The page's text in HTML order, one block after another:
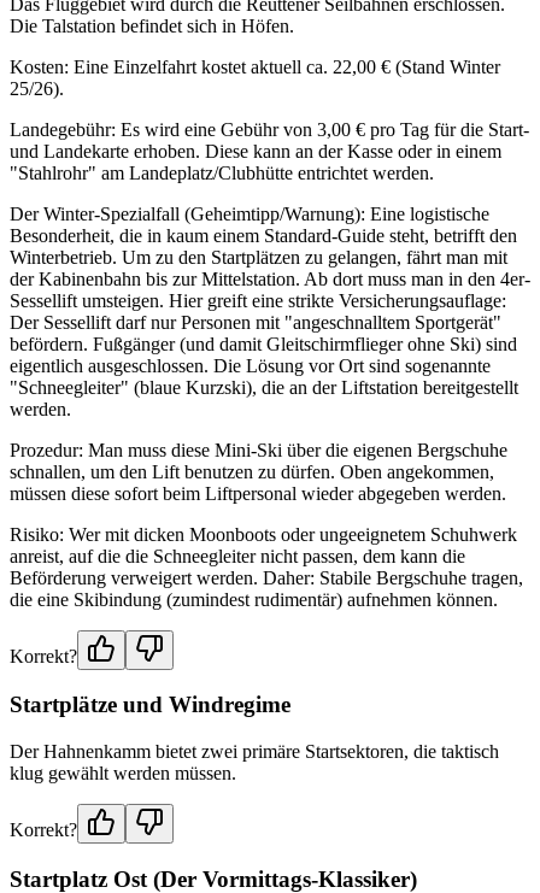
Die Talstation befindet sich in Höfen.
Kosten: Eine Einzelfahrt kostet aktuell ca. 22,00 € (Stand Winter
25/26).
Landegebühr: Es wird eine Gebühr von 3,00 € pro Tag für die Start-
und Landekarte erhoben. Diese kann an der Kasse oder in einem
"Stahlrohr" am Landeplatz/Clubhütte entrichtet werden.
Der Winter-Spezialfall (Geheimtipp/Warnung): Eine logistische
Besonderheit, die in kaum einem Standard-Guide steht, betrifft den
Winterbetrieb. Um zu den Startplätzen zu gelangen, fährt man mit
der Kabinenbahn bis zur Mittelstation. Ab dort muss man in den 4er-
Sessellift umsteigen. Hier greift eine strikte Versicherungsauflage:
Der Sessellift darf nur Personen mit "angeschnalltem Sportgerät"
befördern. Fußgänger (und damit Gleitschirmflieger ohne Ski) sind
eigentlich ausgeschlossen. Die Lösung vor Ort sind sogenannte
"Schneegleiter" (blaue Kurzski), die an der Liftstation bereitgestellt
werden.
Prozedur: Man muss diese Mini-Ski über die eigenen Bergschuhe
schnallen, um den Lift benutzen zu dürfen. Oben angekommen,
müssen diese sofort beim Liftpersonal wieder abgegeben werden.
Risiko: Wer mit dicken Moonboots oder ungeeignetem Schuhwerk
anreist, auf die die Schneegleiter nicht passen, dem kann die
Beförderung verweigert werden. Daher: Stabile Bergschuhe tragen,
die eine Skibindung (zumindest rudimentär) aufnehmen können.
Korrekt?
Startplätze und Windregime
Der Hahnenkamm bietet zwei primäre Startsektoren, die taktisch
klug gewählt werden müssen.
Korrekt?
Startplatz Ost (Der Vormittags-Klassiker)